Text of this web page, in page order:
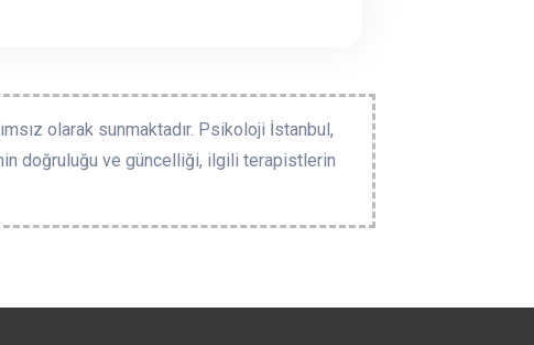
olarak sunmaktadır. Psikoloji İstanbul,
doğruluğu ve güncelliği, ilgili terapistlerin